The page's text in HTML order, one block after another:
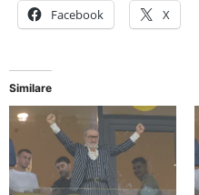
Facebook X
Similare